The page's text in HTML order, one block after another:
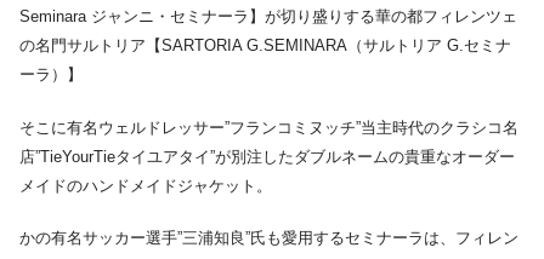
Seminara ジャンニ・セミナーラ】が切り盛りする華の都フィレンツェ
の名門サルトリア【SARTORIA G.SEMINARA（サルトリア G.セミナ
ーラ）】
そこに有名ウェルドレッサー”フランコミヌッチ”当主時代のクラシコ名
店”TieYourTieタイユアタイ”が別注したダブルネームの貴重なオーダー
メイドのハンドメイドジャケット。
かの有名サッカー選手”三浦知良”氏も愛用するセミナーラは、フィレン